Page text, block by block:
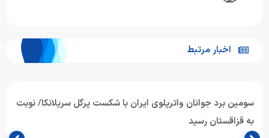
اخبار مرتبط
سومین برد جوانان واترپلوی ایران با شکست پرگل سریلانکا/ نوبت
به قزاقستان رسید